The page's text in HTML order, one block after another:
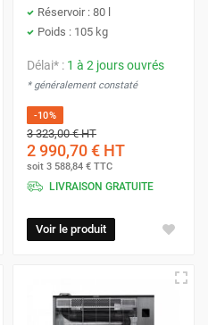
Réservoir : 80 l
Poids : 105 kg
Délai* : 1 à 2 jours ouvrés
* généralement constaté
-10%
3 323,00 €HT
2 990,70 € HT
soit 3 588,84 € TTC
LIVRAISON GRATUITE
Voir le produit